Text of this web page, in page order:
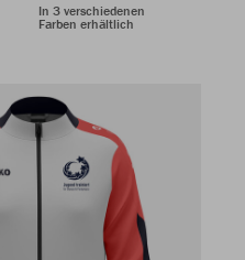
In 3 verschiedenen
Farben erhältlich